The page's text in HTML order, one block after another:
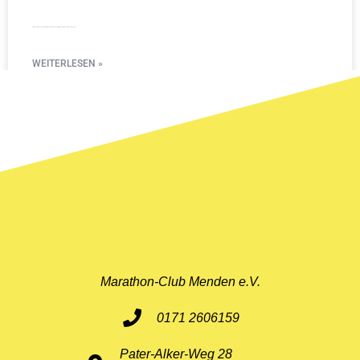
WEITERLESEN »
Marathon-Club Menden e.V.
0171 2606159
Pater-Alker-Weg 28